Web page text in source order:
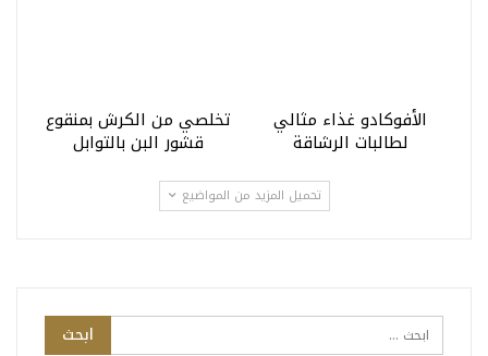
الأفوكادو غذاء مثالي
لطالبات الرشاقة
تخلصي من الكرش بمنقوع
قشور البن بالتوابل
تحميل المزيد من المواضيع